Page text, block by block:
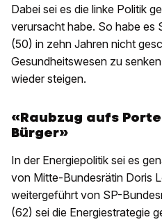
Dabei sei es die linke Politik
verursacht habe. So habe es
(50) in zehn Jahren nicht
Gesundheitswesen zu
wieder steigen.
«Raubzug aufs
Bürger»
In der Energiepolitik sei es
von Mitte-Bundesrätin Doris
weitergeführt von SP-
(62) sei die Energiestrategie